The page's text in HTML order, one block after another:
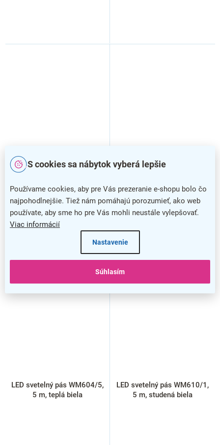
S cookies sa nábytok vyberá lepšie
Používame cookies, aby pre Vás prezeranie e-shopu bolo čo
najpohodlnejšie. Tiež nám pomáhajú porozumieť, ako web
používate, aby sme ho pre Vás mohli neustále vylepšovať.
Viac informácií
Nastavenie
Súhlasím
LED svetelný pás WM5x-
65T, 5 m, studená biela
5 m, studená biela
LED svetelný pás WM604/5,
5 m, teplá biela
LED svetelný pás WM610/1,
5 m, studená biela